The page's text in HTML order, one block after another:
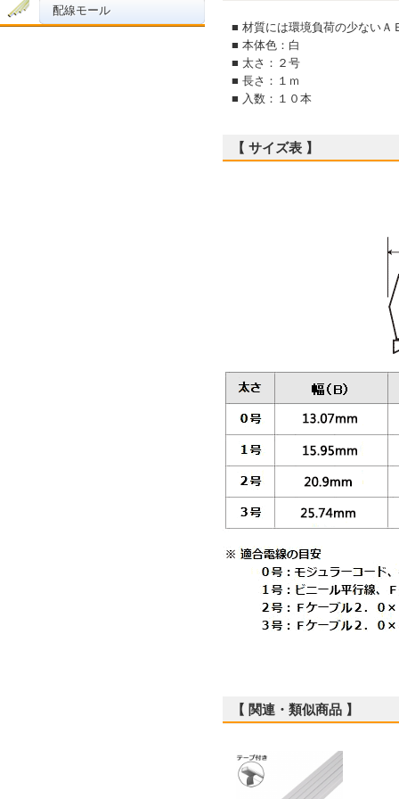
配線モール
■ 材質には環境負荷の少ないＡ
■ 本体色：白
■ 太さ：２号
■ 長さ：１ｍ
■ 入数：１０本
【 サイズ表 】
【 関連・類似商品 】